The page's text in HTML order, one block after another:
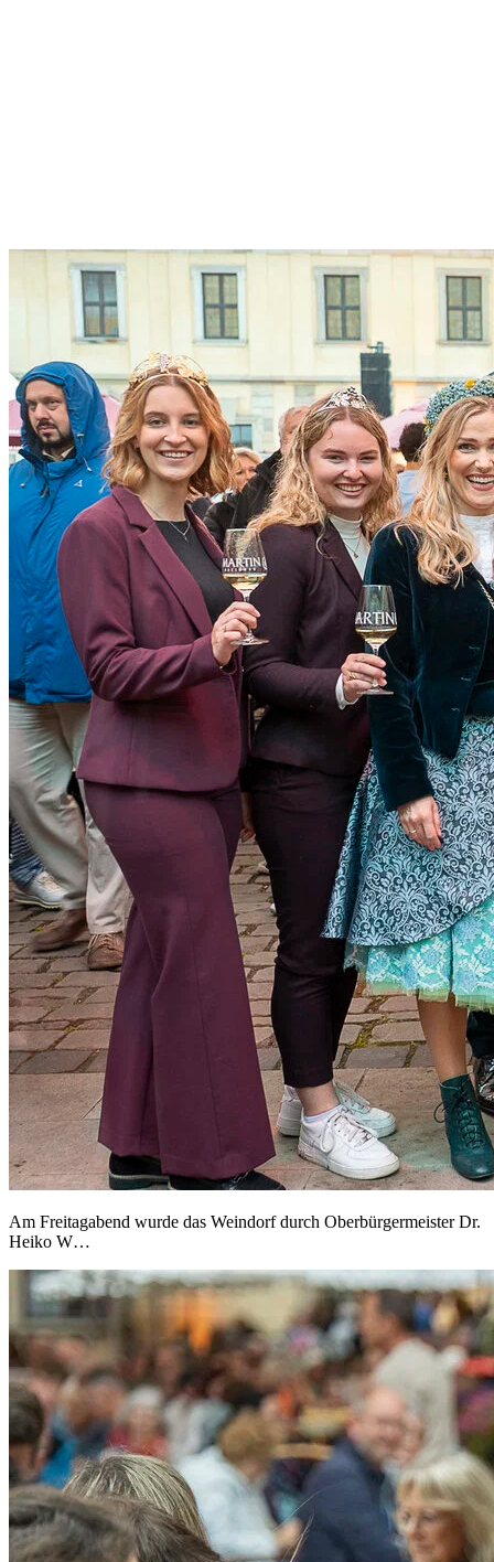
Am Freitagabend wurde das Weindorf durch Oberbürgermeister Dr.
Heiko W…